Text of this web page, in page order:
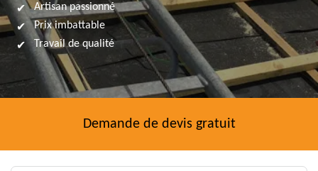
Artisan passionné
Prix imbattable
Travail de qualité
Demande de devis gratuit